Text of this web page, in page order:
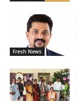
Fresh News